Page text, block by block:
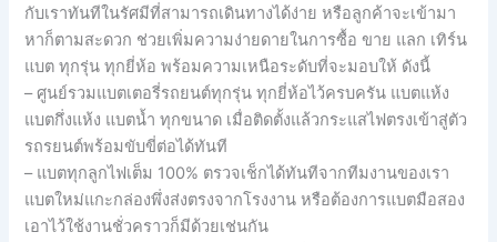
กับเราทันทีในรัศมีที่สามารถเดินทางได้ง่าย หรือลูกค้าจะเข้ามา
หาก็ตามสะดวก ช่วยเพิ่มความง่ายดายในการซื้อ ขาย แลก เทิร์น
แบต ทุกรุ่น ทุกยี่ห้อ พร้อมความเหนือระดับที่จะมอบให้ ดังนี้
– ศูนย์รวมแบตเตอรี่รถยนต์ทุกรุ่น ทุกยี่ห้อไว้ครบครัน แบตแห้ง
แบตกึ่งแห้ง แบตน้ำ ทุกขนาด เมื่อติดตั้งแล้วกระแสไฟตรงเข้าสู่ตัว
รถรยนต์พร้อมขับขี่ต่อได้ทันที
– แบตทุกลูกไฟเต็ม 100% ตรวจเช็กได้ทันทีจากทีมงานของเรา
แบตใหม่แกะกล่องพึ่งส่งตรงจากโรงงาน หรือต้องการแบตมือสอง
เอาไว้ใช้งานชั่วคราวก็มีด้วยเช่นกัน